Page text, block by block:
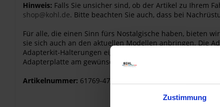
Zustimmung
Hinweis: Falls Sie unsicher sind, ob der Artikel zu Ihrem
shop@kohl.de. Bitte beachten Sie auch, dass bei
Für alle, die einen Sinn fürs Nostalgische haben, bieten
sie sich auch an den aktuellen Modellen anbringen. Die
Adapterkit-Halterungen eignen sich für die meisten
Adapterplatte am gewünschten Tank aufliegt, bevor sie
Artikelnummer: 61769-47T